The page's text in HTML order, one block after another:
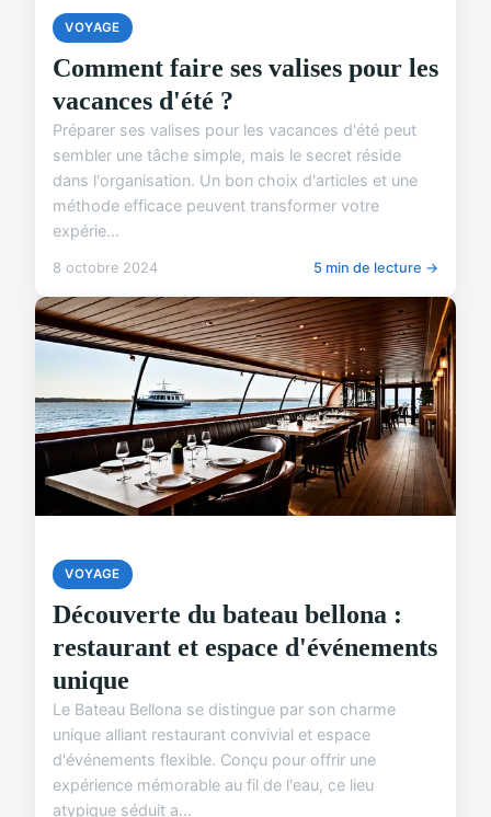
VOYAGE
Comment faire ses valises pour les
vacances d'été ?
Préparer ses valises pour les vacances d'été peut
sembler une tâche simple, mais le secret réside
dans l'organisation. Un bon choix d'articles et une
méthode efficace peuvent transformer votre
expérie...
8 octobre 2024 5 min de lecture →
VOYAGE
Découverte du bateau bellona :
restaurant et espace d'événements
unique
Le Bateau Bellona se distingue par son charme
unique alliant restaurant convivial et espace
d'événements flexible. Conçu pour offrir une
expérience mémorable au fil de l'eau, ce lieu
atypique séduit a...